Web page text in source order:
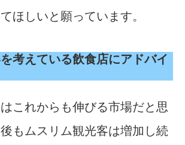
ほしいと願っています。
考えている飲食店にアドバイ
これからも伸びる市場だと思
もムスリム観光客は増加し続